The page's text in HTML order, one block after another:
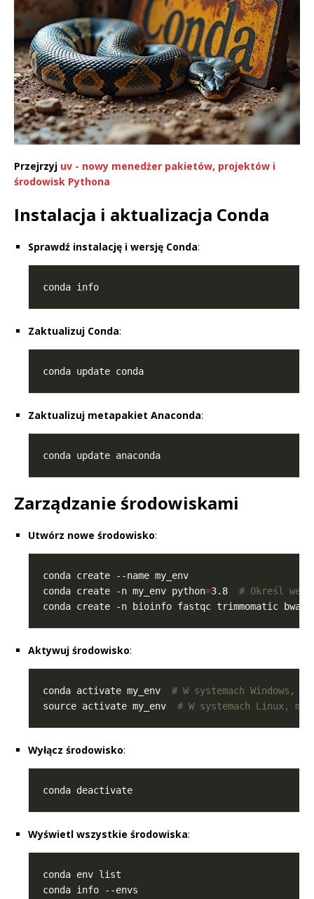
Przejrzyj uv - nowy menedżer pakietów, projektów i
środowisk Pythona
Instalacja i aktualizacja Conda
Sprawdź instalację i wersję Conda:
Zaktualizuj Conda:
Zaktualizuj metapakiet Anaconda:
Zarządzanie środowiskami
Utwórz nowe środowisko:
conda create -n my_env python=3.8 # Określ
conda create -n bioinfo fastqc trimmomatic bwa
Aktywuj środowisko:
conda activate my_env # W systemach Windows,
source activate my_env # W systemach Linux,
Wyłącz środowisko:
Wyświetl wszystkie środowiska: